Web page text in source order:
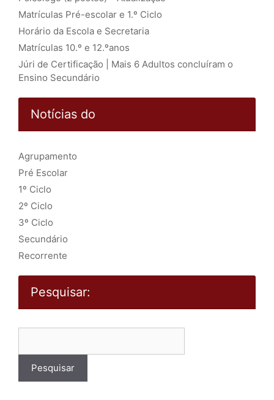
Matrículas Pré-escolar e 1.º Ciclo
Horário da Escola e Secretaria
Matrículas 10.º e 12.ºanos
Júri de Certificação | Mais 6 Adultos concluíram o
Ensino Secundário
Notícias do
Agrupamento
Pré Escolar
1º Ciclo
2º Ciclo
3º Ciclo
Secundário
Recorrente
Pesquisar: